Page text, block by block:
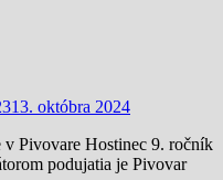
13. októbra 2024
v Pivovare Hostinec 9. ročník
podujatia je Pivovar